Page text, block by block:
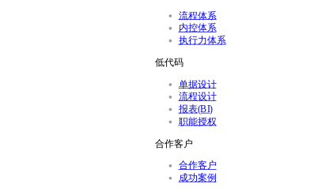
流程体系
内控体系
执行力体系
低代码
单据设计
流程设计
报表(BI)
职能授权
合作客户
合作客户
成功案例